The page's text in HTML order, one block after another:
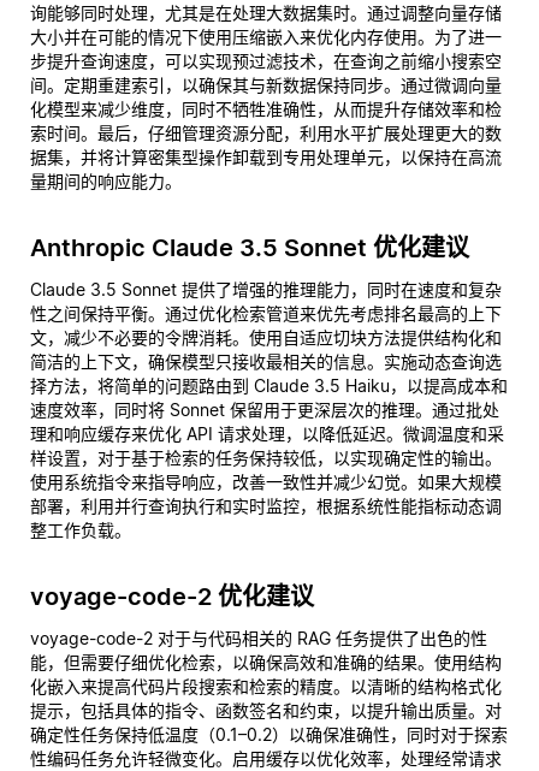
询能够同时处理，尤其是在处理大数据集时。通过调整向量存储
大小并在可能的情况下使用压缩嵌入来优化内存使用。为了进一
步提升查询速度，可以实现预过滤技术，在查询之前缩小搜索空
间。定期重建索引，以确保其与新数据保持同步。通过微调向量
化模型来减少维度，同时不牺牲准确性，从而提升存储效率和检
索时间。最后，仔细管理资源分配，利用水平扩展处理更大的数
据集，并将计算密集型操作卸载到专用处理单元，以保持在高流
量期间的响应能力。
Anthropic Claude 3.5 Sonnet 优化建议
Claude 3.5 Sonnet 提供了增强的推理能力，同时在速度和复杂
性之间保持平衡。通过优化检索管道来优先考虑排名最高的上下
文，减少不必要的令牌消耗。使用自适应切块方法提供结构化和
简洁的上下文，确保模型只接收最相关的信息。实施动态查询选
择方法，将简单的问题路由到 Claude 3.5 Haiku，以提高成本和
速度效率，同时将 Sonnet 保留用于更深层次的推理。通过批处
理和响应缓存来优化 API 请求处理，以降低延迟。微调温度和采
样设置，对于基于检索的任务保持较低，以实现确定性的输出。
使用系统指令来指导响应，改善一致性并减少幻觉。如果大规模
部署，利用并行查询执行和实时监控，根据系统性能指标动态调
整工作负载。
voyage-code-2 优化建议
voyage-code-2 对于与代码相关的 RAG 任务提供了出色的性
能，但需要仔细优化检索，以确保高效和准确的结果。使用结构
化嵌入来提高代码片段搜索和检索的精度。以清晰的结构格式化
提示，包括具体的指令、函数签名和约束，以提升输出质量。对
确定性任务保持低温度（0.1–0.2）以确保准确性，同时对于探索
性编码任务允许轻微变化。启用缓存以优化效率，处理经常请求